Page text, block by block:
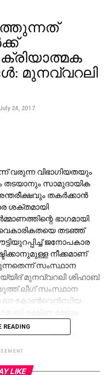
മുനവ്വറലി
July 24, 2017
വരുന്ന വിഭാഗിയതയും
തടയാനും സാമുദായിക
തകര്‍ക്കാന്‍
ശക്തമായി
ഭാഗമായി
വൈകാരികതയെ തടഞ്ഞ്
ജനോപകാര
നീക്കമാണ്
സംസ്ഥാന
മുനവ്വറലി ശിഹാബ്
ലീഗ് സംസ്ഥാന
ലാ കോണ്‍വെന്‍സിയ
പത്ര ലേഖകരോട്
ബഹുസ്വര സമൂഹം
ശക്തികളെ
READING
LIKE